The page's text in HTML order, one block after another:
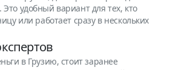
удобный вариант для тех, кто
или работает сразу в нескольких
в Грузию, стоит заранее